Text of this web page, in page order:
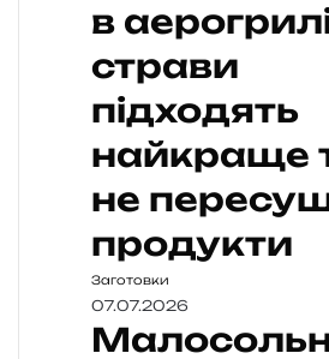
в
страви
підходять
найкраще
не
продукти
Заготовки
07.07.2026